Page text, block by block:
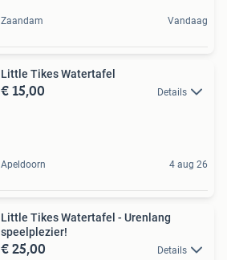
Zaandam Vandaag
Little Tikes Watertafel
€ 15,00 Details
Apeldoorn 4 aug 26
Little Tikes Watertafel - Urenlang
speelplezier!
€ 25,00 Details